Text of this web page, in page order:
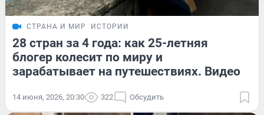
СТРАНА И МИР ИСТОРИИ
28 стран за 4 года: как 25-летняя
блогер колесит по миру и
зарабатывает на путешествиях. Видео
14 июня, 2026, 20:30 322 Обсудить